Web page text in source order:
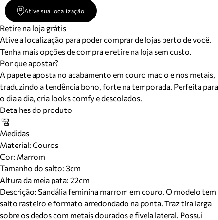
Ative sua localização
Retire na loja grátis
Ative a localização para poder comprar de lojas perto de você.
Tenha mais opções de compra e retire na loja sem custo.
Por que apostar?
A papete aposta no acabamento em couro macio e nos metais,
traduzindo a tendência boho, forte na temporada. Perfeita para
o dia a dia, cria looks comfy e descolados.
Detalhes do produto
Medidas
Material: Couros
Cor: Marrom
Tamanho do salto: 3cm
Altura da meia pata: 22cm
Descrição: Sandália feminina marrom em couro. O modelo tem
salto rasteiro e formato arredondado na ponta. Traz tira larga
sobre os dedos com metais dourados e fivela lateral. Possui